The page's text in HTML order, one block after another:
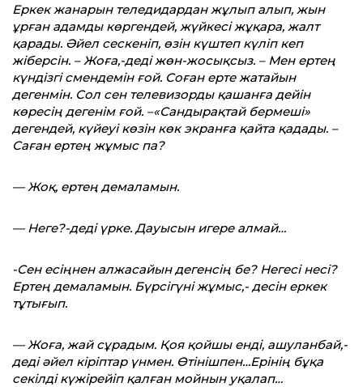
Еркек жанарын теледидардан жұлып алып, жын
ұрған адамды көргендей, жүйкесі жұқара, жалт
қарады. Әйел сескеніп, өзін күштеп күліп кеп
жіберсін. – Жоға,-деді жөн-жосықсыз. – Мен ертең
күндізгі смендемін ғой. Соған ерте жатайын
дегенмін. Сол сен телевизорды қашанға дейін
көресің дегенім ғой. –«Сандырақтай бермеші»
дегендей, күйеуі көзін көк экранға қайта қадады. –
Саған ертең жұмыс па?
— Жоқ, ертең демаламын.
— Неге?-деді үрке. Дауысын игере алмай…
-Сен есіңнен алжасайын дегенсің бе? Негесі несі?
Ертең демаламын. Бүрсігүні жұмыс,- десін еркек
тұтығып.
— Жоға, жай сұрадым. Қоя қойшы енді, ашуланбай,-
деді әйел кіріптар үнмен. Өтінішпен…Ерінің бұқа
секілді күжірейіп қалған мойнын уқалап…